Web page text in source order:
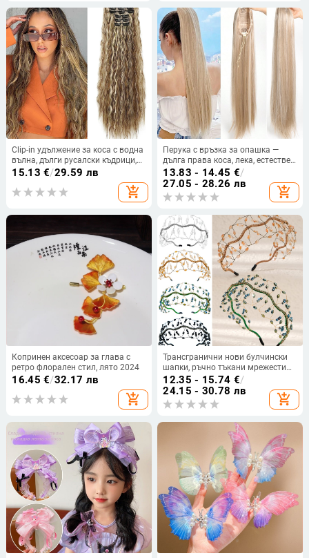
Clip-in удължение за коса с водна
вълна, дълги русалски къдрици,
термоустойчиво синтетично
15.13 €/29.59 лв
add_shopping_cart
Перука с връзка за опашка —
дълга права коса, лека, естествен
вид; модел: опашка с връзка;
материал: термоустойчиви
влакна; марка: QUEEN
YANG/PRINCESS YANG; произход:
13.83 - 14.45 €/
27.05 - 28.26 лв
add_shopping_cart
Копринен аксесоар за глава с
ретро флорален стил, лято 2024
16.45 €/32.17 лв
add_shopping_cart
Трансгранични нови булчински
шапки, ръчно тъкани мрежести
кристални ленти за глава,
аксесоари за коса, висок клас,
ретро мъниста, дупка за коса за
жени
12.35 - 15.74 €/
24.15 - 30.78 лв
add_shopping_cart